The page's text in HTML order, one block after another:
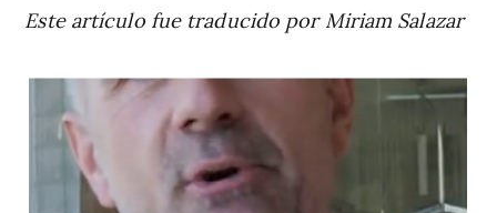
Este artículo fue traducido por Miriam Salazar